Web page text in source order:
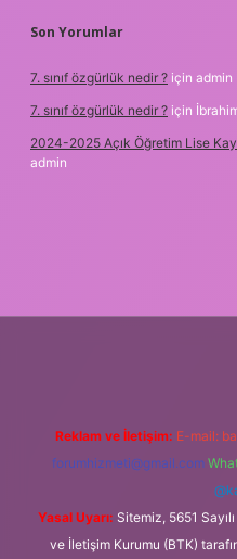
Son Yorumlar
7. sınıf özgürlük nedir ? için admin
7. sınıf özgürlük nedir ? için
2024-2025 Açık Öğretim Lise
admin
Reklam ve İletişim: E-mail:
forumhizmeti@gmail.com
Yasal Uyarı: Sitemiz, 5651
ve İletişim Kurumu (BTK)